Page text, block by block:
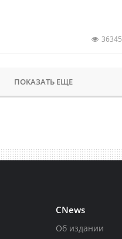
36345
ПОКАЗАТЬ ЕЩЕ
CNews
Об издании